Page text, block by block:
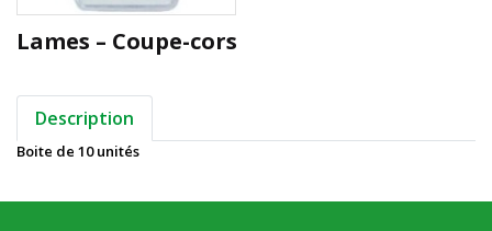
Lames – Coupe-cors
Description
Boite de 10 unités